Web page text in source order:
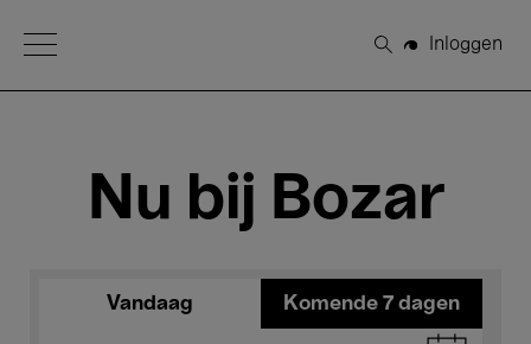
Open Menu
Zoeken
Inloggen
Nu bij Bozar
Vandaag Komende 7 dagen